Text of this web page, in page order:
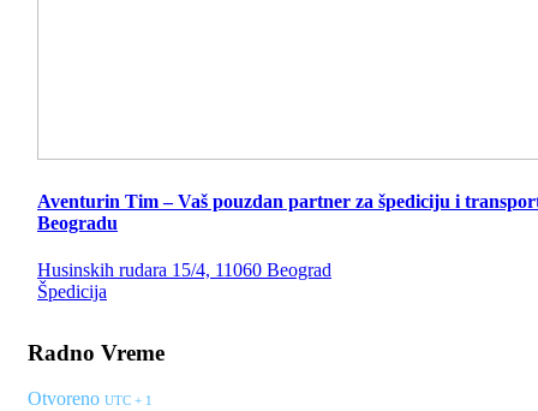
Aventurin Tim – Vaš pouzdan partner za špediciju i
Beogradu
Husinskih rudara 15/4, 11060 Beograd
Špedicija
Radno Vreme
Otvoreno UTC + 1